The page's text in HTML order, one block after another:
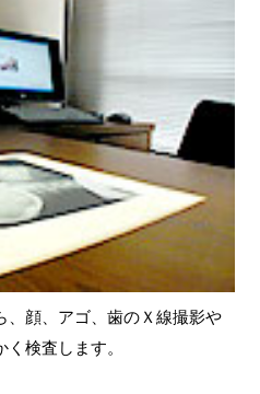
、顔、アゴ、歯のＸ線撮影や
検査します。